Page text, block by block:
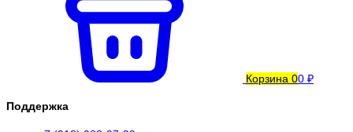
Корзина 00 ₽
Поддержка